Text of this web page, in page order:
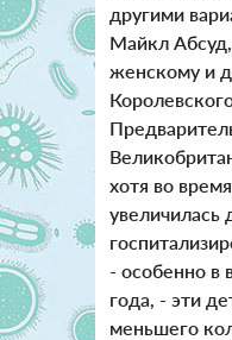
другими
Майкл
женскому и
хотя во
увеличилась
- особенно в
года, - эти
меньшего